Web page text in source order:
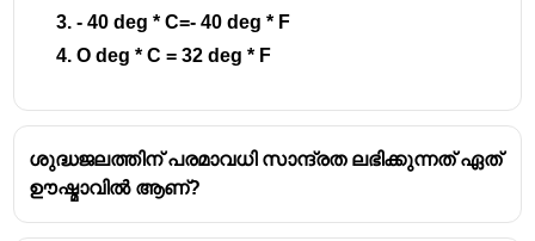
- 40 deg * C=- 40 deg * F
O deg * C = 32 deg * F
ശുദ്ധജലത്തിന് പരമാവധി സാന്ദ്രത ലഭിക്കുന്നത് ഏത്
ഊഷ്മാവിൽ ആണ്?